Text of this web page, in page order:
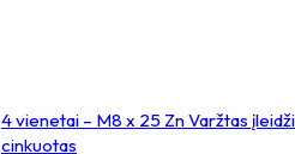
4 vienetai – M8 x 25 Zn Varžtas
cinkuotas